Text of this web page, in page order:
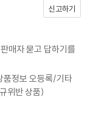
신고하기
매자 묻고 답하기를
품정보 오등록/기타
위반 상품)